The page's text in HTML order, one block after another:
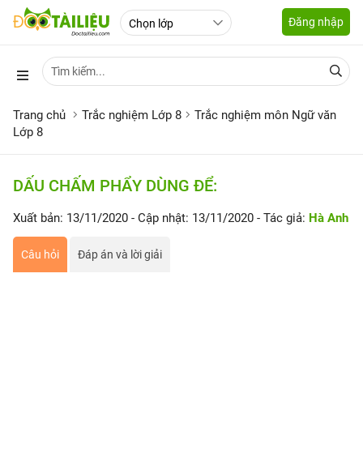
Đăng nhập
Trang chủ Trắc nghiệm Lớp 8
Trắc nghiệm môn Ngữ văn
Lớp 8
DẤU CHẤM PHẨY DÙNG ĐỂ:
Xuất bản: 13/11/2020 - Cập nhật: 13/11/2020 - Tác giả: Hà Anh
Câu hỏi Đáp án và lời giải